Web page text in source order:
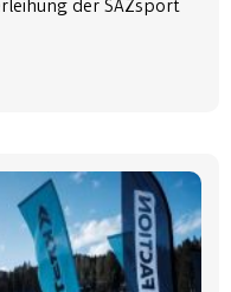
der SAZsport